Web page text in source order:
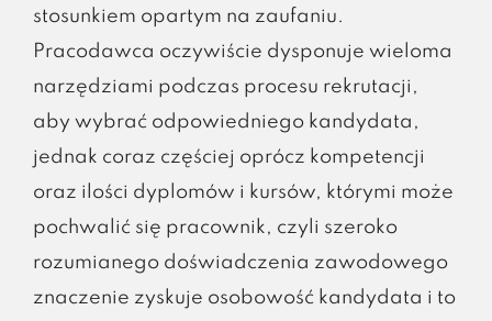
stosunkiem opartym na zaufaniu.
Pracodawca oczywiście dysponuje wieloma
narzędziami podczas procesu rekrutacji,
aby wybrać odpowiedniego kandydata,
jednak coraz częściej oprócz kompetencji
oraz ilości dyplomów i kursów, którymi może
pochwalić się pracownik, czyli szeroko
rozumianego doświadczenia zawodowego
znaczenie zyskuje osobowość kandydata i to